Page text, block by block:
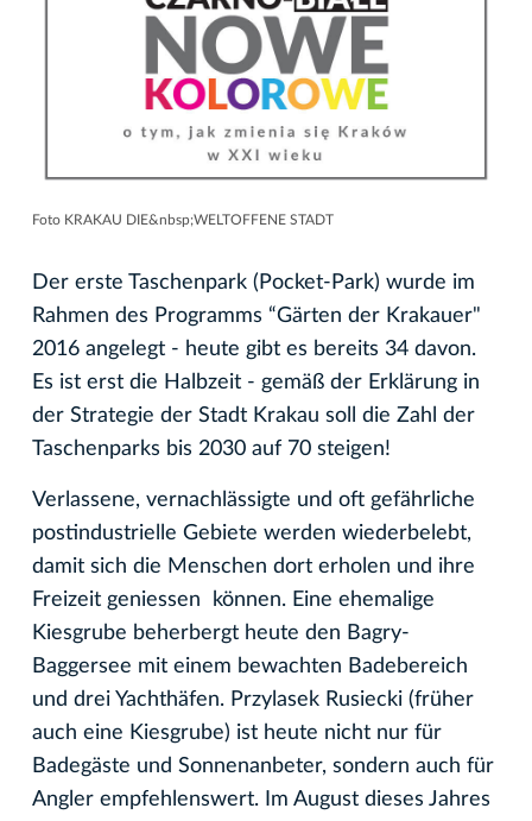
Foto KRAKAU DIE&nbsp;WELTOFFENE STADT
Der erste Taschenpark (Pocket-Park) wurde im
Rahmen des Programms “Gärten der Krakauer"
2016 angelegt - heute gibt es bereits 34 davon.
Es ist erst die Halbzeit - gemäß der Erklärung in
der Strategie der Stadt Krakau soll die Zahl der
Taschenparks bis 2030 auf 70 steigen!
Verlassene, vernachlässigte und oft gefährliche
postindustrielle Gebiete werden wiederbelebt,
damit sich die Menschen dort erholen und ihre
Freizeit geniessen können. Eine ehemalige
Kiesgrube beherbergt heute den Bagry-
Baggersee mit einem bewachten Badebereich
und drei Yachthäfen. Przylasek Rusiecki (früher
auch eine Kiesgrube) ist heute nicht nur für
Badegäste und Sonnenanbeter, sondern auch für
Angler empfehlenswert. Im August dieses Jahres